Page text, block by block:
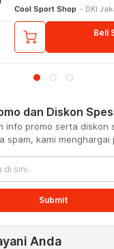
Cool Sport Shop DKI
Beli
dan Diskon
info promo serta diskon
spam, kami menghargai
Submit
Anda